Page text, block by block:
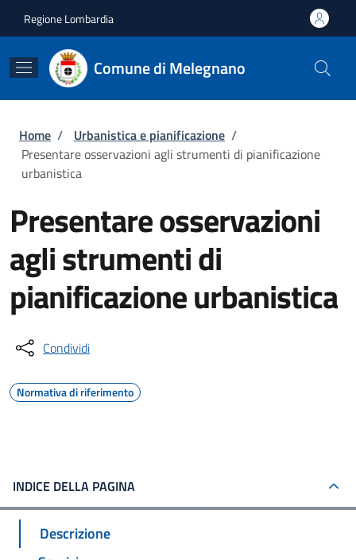
Regione Lombardia
Comune di Melegnano
Briciole di pane
Home / Urbanistica e pianificazione /
Presentare osservazioni agli strumenti di pianificazione
urbanistica
Presentare osservazioni
agli strumenti di
pianificazione urbanistica
Condividi
Normativa di riferimento
INDICE DELLA PAGINA
Descrizione